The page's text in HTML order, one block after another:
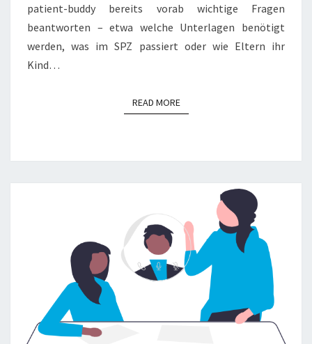
patient-buddy bereits vorab wichtige Fragen
beantworten – etwa welche Unterlagen benötigt
werden, was im SPZ passiert oder wie Eltern ihr
Kind…
READ MOREREAD MORE